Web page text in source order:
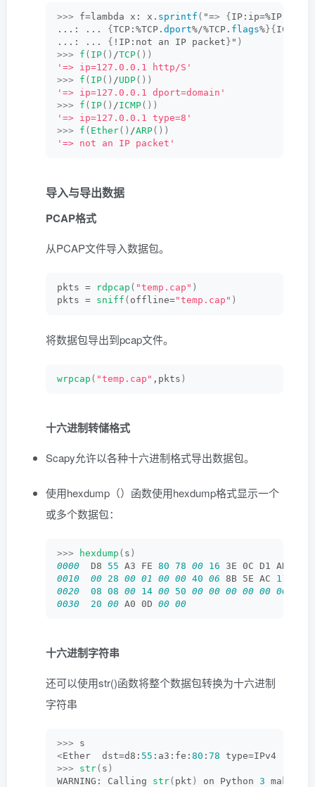
>>> f=lambda x: x. sprintf ( "=> {IP:ip=%IP.
...: ... {TCP:%TCP. dport%/%TCP. flags%}{
...: ... { !IP:not an IP packet} " )
>>>
f ( IP() /TCP())
'=> ip=127.0.0.1 http/S'
>>>
f ( IP() /UDP())
'=> ip=127.0.0.1 dport=domain'
>>>
f ( IP() /ICMP())
'=> ip=127.0.0.1 type=8'
>>>
f ( Ether() /ARP())
'=> not an IP packet'
导入与导出数据
PCAP格式
从PCAP文件导入数据包。
pkts = rdpcap ( "temp.cap" )
pkts = sniff ( offline="temp.cap" )
将数据包导出到pcap文件。
wrpcap ( "temp.cap" ,pkts )
十六进制转储格式
Scapy允许以各种十六进制格式导出数据包。
使用hexdump（）函数使用hexdump格式显示一个
或多个数据包：
>>> hexdump ( s )
0000
  D8
55 A3 FE 80 78 00 16 3E 0C D1 AD
0010
00 28 00 01 00 00 40 06 8B 5E AC 11
0020
08 08 00 14 00 50 00 00 00 00 00 00
0030
20 00 A0 0D 00 00
十六进制字符串
还可以使用str()函数将整个数据包转换为十六进制
字符串
>>> s
<Ether  dst=d8: 55 :a3:fe: 80 : 78 type=IPv4 |
>>>
str( s )
WARNING: Calling str( pkt ) on Python 3 makes